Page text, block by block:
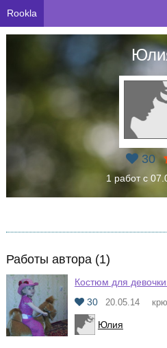
Rookla
30
1 работ с
Работы автора (1)
Костюм для
30
20.05.14
Юлия